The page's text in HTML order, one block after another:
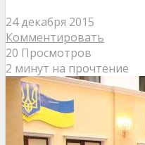
24 декабря 2015
Комментировать
20 Просмотров
2 минут на прочтение